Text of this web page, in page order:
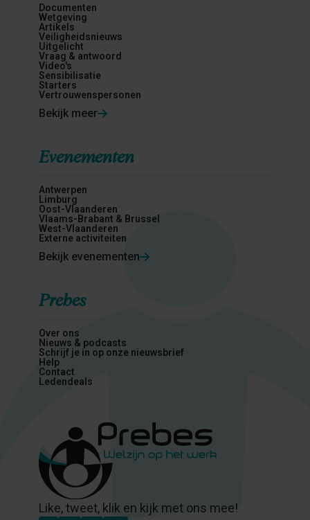
Documenten
Wetgeving
Artikels
Veiligheidsnieuws
Uitgelicht
Vraag & antwoord
Video's
Sensibilisatie
Starters
Vertrouwenspersonen
Bekijk meer
Evenementen
Antwerpen
Limburg
Oost-Vlaanderen
Vlaams-Brabant & Brussel
West-Vlaanderen
Externe activiteiten
Bekijk evenementen
Prebes
Over ons
Nieuws & podcasts
Schrijf je in op onze nieuwsbrief
Help
Contact
Ledendeals
Like, tweet, klik en kijk met ons mee!